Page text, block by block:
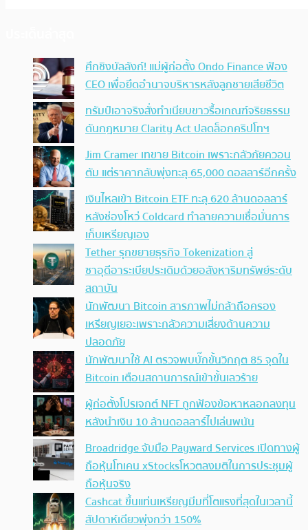
ศึกชิงบัลลังก์! แม่ผู้ก่อตั้ง Ondo Finance ฟ้อง
CEO เพื่อยึดอำนาจบริหารหลังลูกชายเสียชีวิต
ทรัมป์เอาจริง สั่งทำเนียบขาวรื้อเกณฑ์จริยธรรม
ดันกฎหมาย Clarity Act ปลดล็อกคริปโทฯ
Jim Cramer เทขาย Bitcoin เพราะกลัวภัยควอน
ตัม แต่ราคากลับพุ่งทะลุ 65,000 ดอลลาร์อีกครั้ง
เงินไหลเข้า Bitcoin ETF ทะลุ 620 ล้านดอลลาร์
หลังช่องโหว่ Coldcard ทำลายความเชื่อมั่นการ
เก็บเหรียญเอง
Tether รุกขยายธุรกิจ Tokenization สู่
ซาอุดีอาระเบียประเดิมด้วยอสังหาริมทรัพย์ระดับ
สถาบัน
นักพัฒนา Bitcoin สารภาพไม่กล้าถือครอง
เหรียญเยอะเพราะกลัวความเสี่ยงด้านความ
ปลอดภัย
นักพัฒนาใช้ AI ตรวจพบบั๊กขั้นวิกฤต 85 จุดใน
Bitcoin เตือนสถานการณ์เข้าขั้นเลวร้าย
ผู้ก่อตั้งโปรเจกต์ NFT ถูกฟ้องข้อหาหลอกลงทุน
หลังนำเงิน 10 ล้านดอลลาร์ไปเล่นพนัน
Broadridge จับมือ Payward Services เปิดทางผู้
ถือหุ้นโทเคน xStocksโหวตลงมติในการประชุมผู้
ถือหุ้นจริง
Cashcat ขึ้นแท่นเหรียญมีมที่โตแรงที่สุดในเวลานี้
สัปดาห์เดียวพุ่งกว่า 150%